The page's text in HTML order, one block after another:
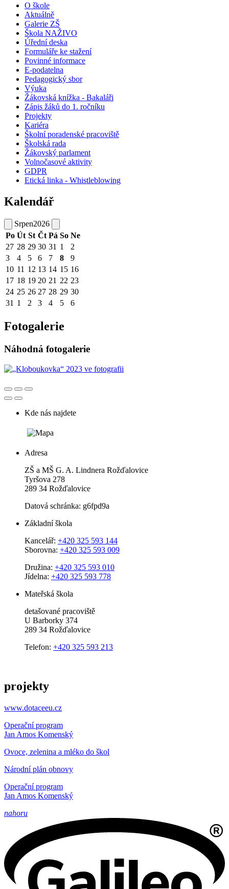
O škole
Aktuálně
Galerie ZŠ
Škola NAŽIVO
Úřední deska
Formuláře ke stažení
Povinné informace
E-podatelna
Pedagogický sbor
Výuka
Žákovská knížka - Bakaláři
Zápis žáků do 1. ročníku
Projekty
Kariéra
Školní poradenské pracoviště
Školská rada
Žákovský parlament
Volnočasové aktivity
GDPR
Etická linka - Whistleblowing
Kalendář
Srpen2026
Po Út St Čt Pá So Ne
27 28 29 30 31 1
2
3
4 5 6 7 8
9
10 11 12 13 14 15 16
17 18 19 20 21 22 23
24 25 26 27 28 29 30
31 1 2 3 4 5 6
Fotogalerie
Náhodná fotogalerie
Kde nás najdete
Adresa
ZŠ a MŠ G. A. Lindnera Rožďalovice
Tyršova 278
289 34 Rožďalovice
Datová schránka: g6fpd9a
Základní škola
Kancelář: +420 325 593 144
Sborovna: +420 325 593 009
Družina: +420 325 593 010
Jídelna: +420 325 593 778
Mateřská škola
detašované pracoviště
U Barborky 374
289 34 Rožďalovice
Telefon: +420 325 593 213
projekty
www.dotaceeu.cz
Operační program
Jan Amos Komenský
Ovoce, zelenina a mléko do škol
Národní plán obnovy
Operační program
Jan Amos Komenský
nahoru